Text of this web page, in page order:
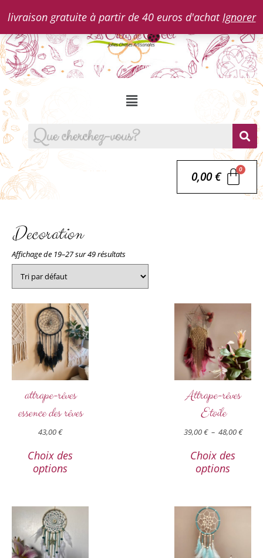
livraison gratuite à partir de 40 euros d'achatIgnorer
0,00€
Decoration
Affichage de 19–27 sur 49 résultats
attrape-rêves
essence des rêves
43,00€
Choix des
options
Attrape-rêves
Etoile
39,00€ – 48,00€
Choix des
options